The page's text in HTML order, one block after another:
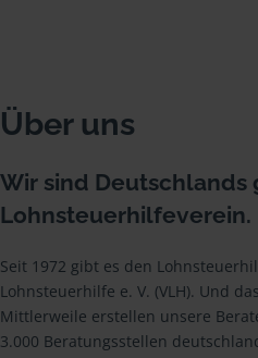
Über uns
Wir sind Deutschlands
Lohnsteuerhilfeverein.
Seit 1972 gibt es den
Lohnsteuerhilfe e. V. (VLH). Und
Mittlerweile erstellen unsere
3.000 Beratungsstellen